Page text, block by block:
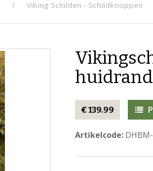
Viking Schilden - Schildknoppen
€ 139.99
Artikelcode: